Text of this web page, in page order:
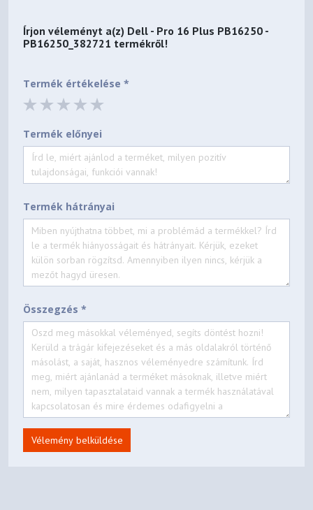
Írjon véleményt a(z) Dell - Pro 16 Plus PB16250 -
PB16250_382721 termékről!
Termék értékelése *
Termék előnyei
Termék hátrányai
Összegzés *
Vélemény belküldése